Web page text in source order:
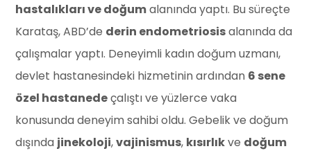
hastalıkları ve doğumalanında yaptı. Bu süreçte
Karataş, ABD’de derin endometriosisalanında da
çalışmalar yaptı. Deneyimli kadın doğum uzmanı,
devlet hastanesindeki hizmetinin ardından 6 sene
özel hastanedeçalıştı ve yüzlerce vaka
konusunda deneyim sahibi oldu. Gebelik ve doğum
dışında jinekoloji,vajinismus, kısırlıkve doğum